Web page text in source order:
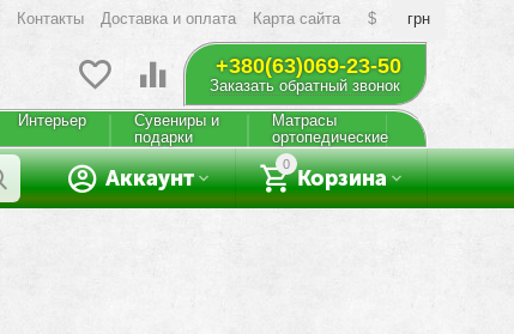
$ грн
Контакты Доставка и оплата Карта сайта
+380(63)069-23-50
Заказать обратный звонок
Интерьер
Сувениры и
подарки
Матрасы
ортопедические
0
Корзина
Аккаунт